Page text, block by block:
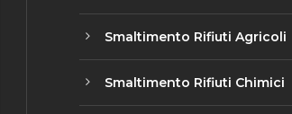
Smaltimento Rifiuti Agricoli
Smaltimento Rifiuti Chimici